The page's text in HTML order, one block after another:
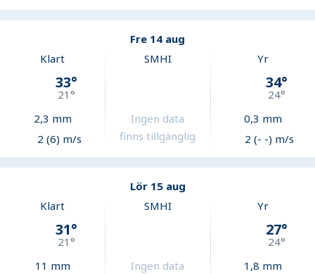
Fre 14 aug
Klart
33°
21°
2,3 mm
2 (6) m/s
SMHI
Ingen data
finns tillgänglig
Yr
34°
24°
0,3 mm
2 (- -) m/s
Lör 15 aug
Klart
31°
21°
11 mm
SMHI
Ingen data
Yr
27°
24°
1,8 mm